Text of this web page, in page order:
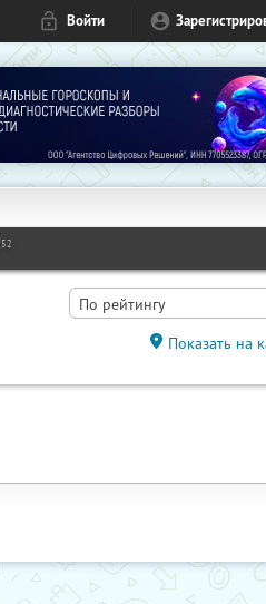
Войти
52
По рейтингу
Показать на